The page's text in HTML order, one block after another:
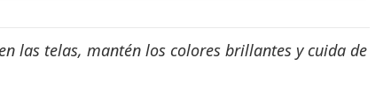
las telas, mantén los colores brillantes y cuida de